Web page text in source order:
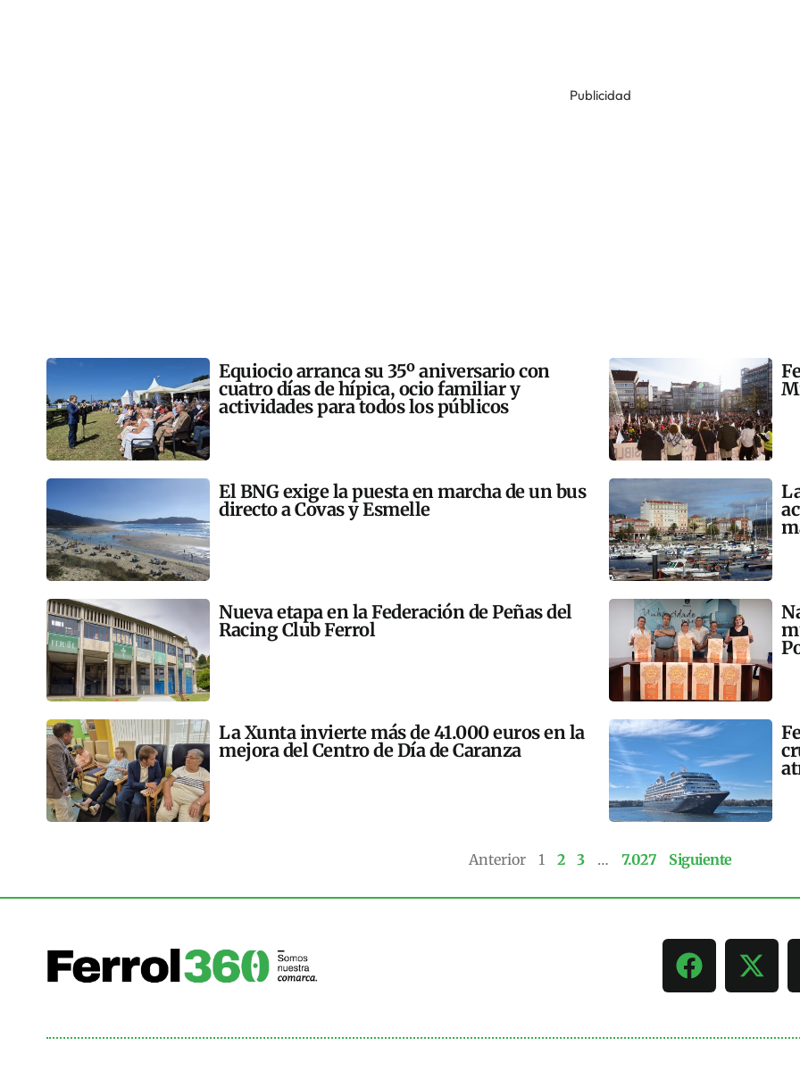
Publicidad
Equiocio arranca su 35º aniversario con
cuatro días de hípica, ocio familiar y
actividades para todos los públicos
El BNG exige la puesta en marcha de un bus
directo a Covas y Esmelle
Nueva etapa en la Federación de Peñas del
Racing Club Ferrol
La Xunta invierte más de 41.000 euros en la
mejora del Centro de Día de Caranza
Anterior 1 2 3 … 7.027 Siguiente